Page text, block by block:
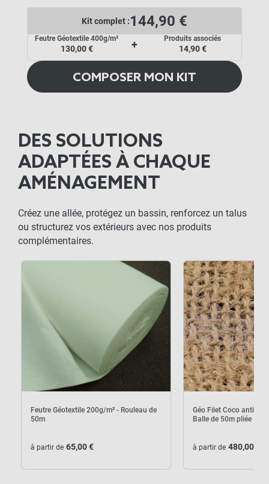
Kit complet :144,90 €
Feutre Géotextile 400g/m²
130,00 € +
Produits associés
14,90 €
COMPOSER MON KIT
de 50m
close
DES SOLUTIONS
ADAPTÉES À CHAQUE
AMÉNAGEMENT
Créez une allée, protégez un bassin, renforcez un talus
ou structurez vos extérieurs avec nos produits
complémentaires.
Feutre Géotextile 200g/m² - Rouleau de
50m
à partir de 65,00 €
Géo Filet Coco anti
Balle de 50m pliée
à partir de 480,00 €